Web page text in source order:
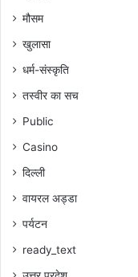
मौसम
खुलासा
धर्म-संस्कृति
तस्वीर का सच
Public
Casino
दिल्ली
वायरल अड्डा
पर्यटन
ready_text